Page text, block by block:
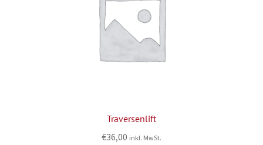
Traversenlift
€36,00 inkl. MwSt.